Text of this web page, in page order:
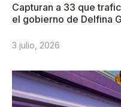
Capturan a 33 que
el gobierno de Delfina
3 julio, 2026